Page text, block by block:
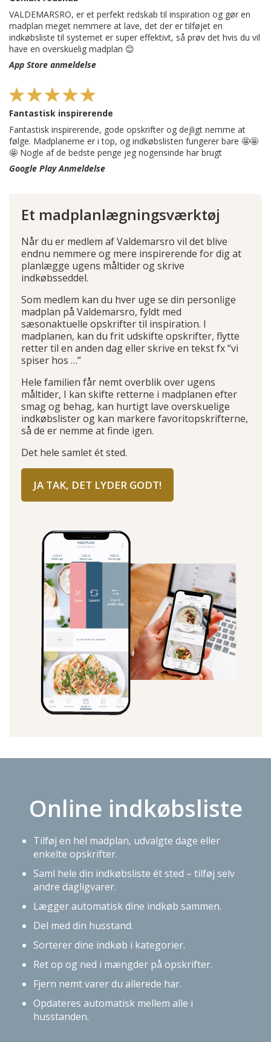
VALDEMARSRO, er et perfekt redskab til inspiration og gør en
madplan meget nemmere at lave, det der er tilføjet en
indkøbsliste til systemet er super effektivt, så prøv det hvis du vil
have en overskuelig madplan 😊
App Store anmeldelse
Fantastisk inspirerende
Fantastisk inspirerende, gode opskrifter og dejligt nemme at
følge. Madplanerne er i top, og indkøbslisten fungerer bare 🤩🤩
🤩 Nogle af de bedste penge jeg nogensinde har brugt
Google Play Anmeldelse
Et madplanlægningsværktøj
Når du er medlem af Valdemarsro vil det blive
endnu nemmere og mere inspirerende for dig at
planlægge ugens måltider og skrive
indkøbsseddel.
Som medlem kan du hver uge se din personlige
madplan på Valdemarsro, fyldt med
sæsonaktuelle opskrifter til inspiration. I
madplanen, kan du frit udskifte opskrifter, flytte
retter til en anden dag eller skrive en tekst fx “vi
spiser hos …”
Hele familien får nemt overblik over ugens
måltider, I kan skifte retterne i madplanen efter
smag og behag, kan hurtigt lave overskuelige
indkøbslister og kan markere favoritopskrifterne,
så de er nemme at finde igen.
Det hele samlet ét sted.
JA TAK, DET LYDER GODT!
Online indkøbsliste
Tilføj en hel madplan, udvalgte dage eller
enkelte opskrifter.
Saml hele din indkøbsliste ét sted – tilføj selv
andre dagligvarer.
Lægger automatisk dine indkøb sammen.
Del med din husstand.
Sorterer dine indkøb i kategorier.
Ret op og ned i mængder på opskrifter.
Fjern nemt varer du allerede har.
Opdateres automatisk mellem alle i
husstanden.